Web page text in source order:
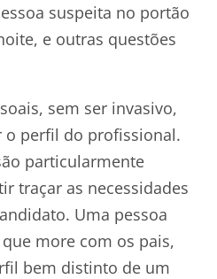
suspeita no portão
e outras questões
sem ser invasivo,
o perfil do profissional.
particularmente
traçar as necessidades
Uma pessoa
more com os pais,
bem distinto de um